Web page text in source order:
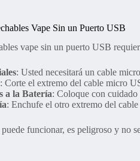
Vape Sin un Puerto USB
vape sin un puerto USB
: Usted necesitará un cable
: Corte el extremo del cable micro
a la Batería: Coloque con
: Enchufe el otro extremo del
funcionar, es peligroso y no